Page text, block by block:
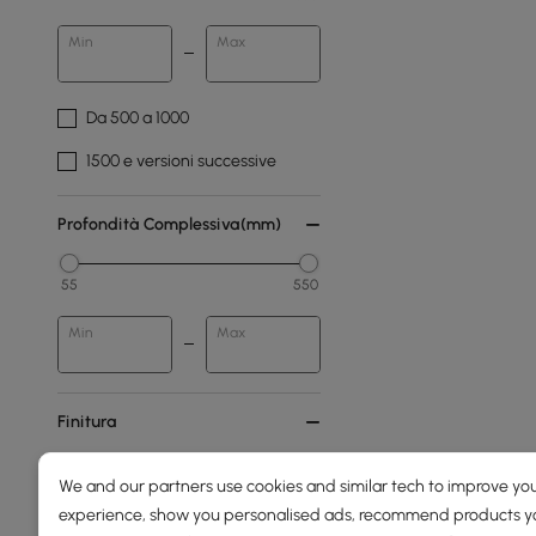
Min Max
Da 500 a 1000
1500 e versioni successive
Profondità Complessiva(mm)
55 550
Min Max
Finitura
Bianco Caldo
We and our partners use cookies and similar tech to improve
experience, show you personalised ads, recommend products